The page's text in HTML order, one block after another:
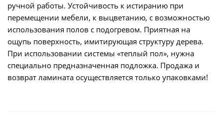
ручной работы. Устойчивость к истиранию при
перемещении мебели, к выцветанию, с возможностью
использования полов с подогревом. Приятная на
ощупь поверхность, имитирующая структуру дерева.
При использовании системы «теплый пол», нужна
специально предназначенная подложка. Продажа и
возврат ламината осуществляется только упаковками!